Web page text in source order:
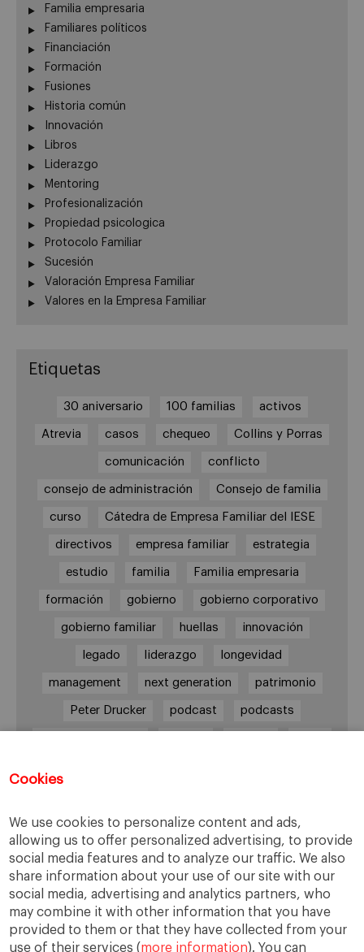
Cookies
We use cookies to personalize content and ads,
allowing us to offer personalized advertising, to provide
social media features and to analyze our traffic. We also
share information about your use of our site with our
social media, advertising and analytics partners, who
may combine it with other information that you have
provided to them or that they have collected from your
use of their services (more information). You can
Familia empresaria
Familiares políticos
Financiación
Formación
Fusiones
Historia común
Innovación
Libros
Liderazgo
Mentoring
Profesionalización
Propiedad psicologica
Protocolo Familiar
Sucesión
Valoración Empresa Familiar
Valores en la Empresa Familiar
Etiquetas
30 aniversario 100 familias activos
Atrevia casos chequeo Collins y Porras
comunicación conflicto
consejo de administración Consejo de familia
curso Cátedra de Empresa Familiar del IESE
directivos empresa familiar estrategia
estudio familia Familia empresaria
formación gobierno gobierno corporativo
gobierno familiar huellas innovación
legado liderazgo longevidad
management next generation patrimonio
Peter Drucker podcast podcasts
órganos de gobierno
Enlaces
Cátedra de Empresa Familiar
IESE Insight